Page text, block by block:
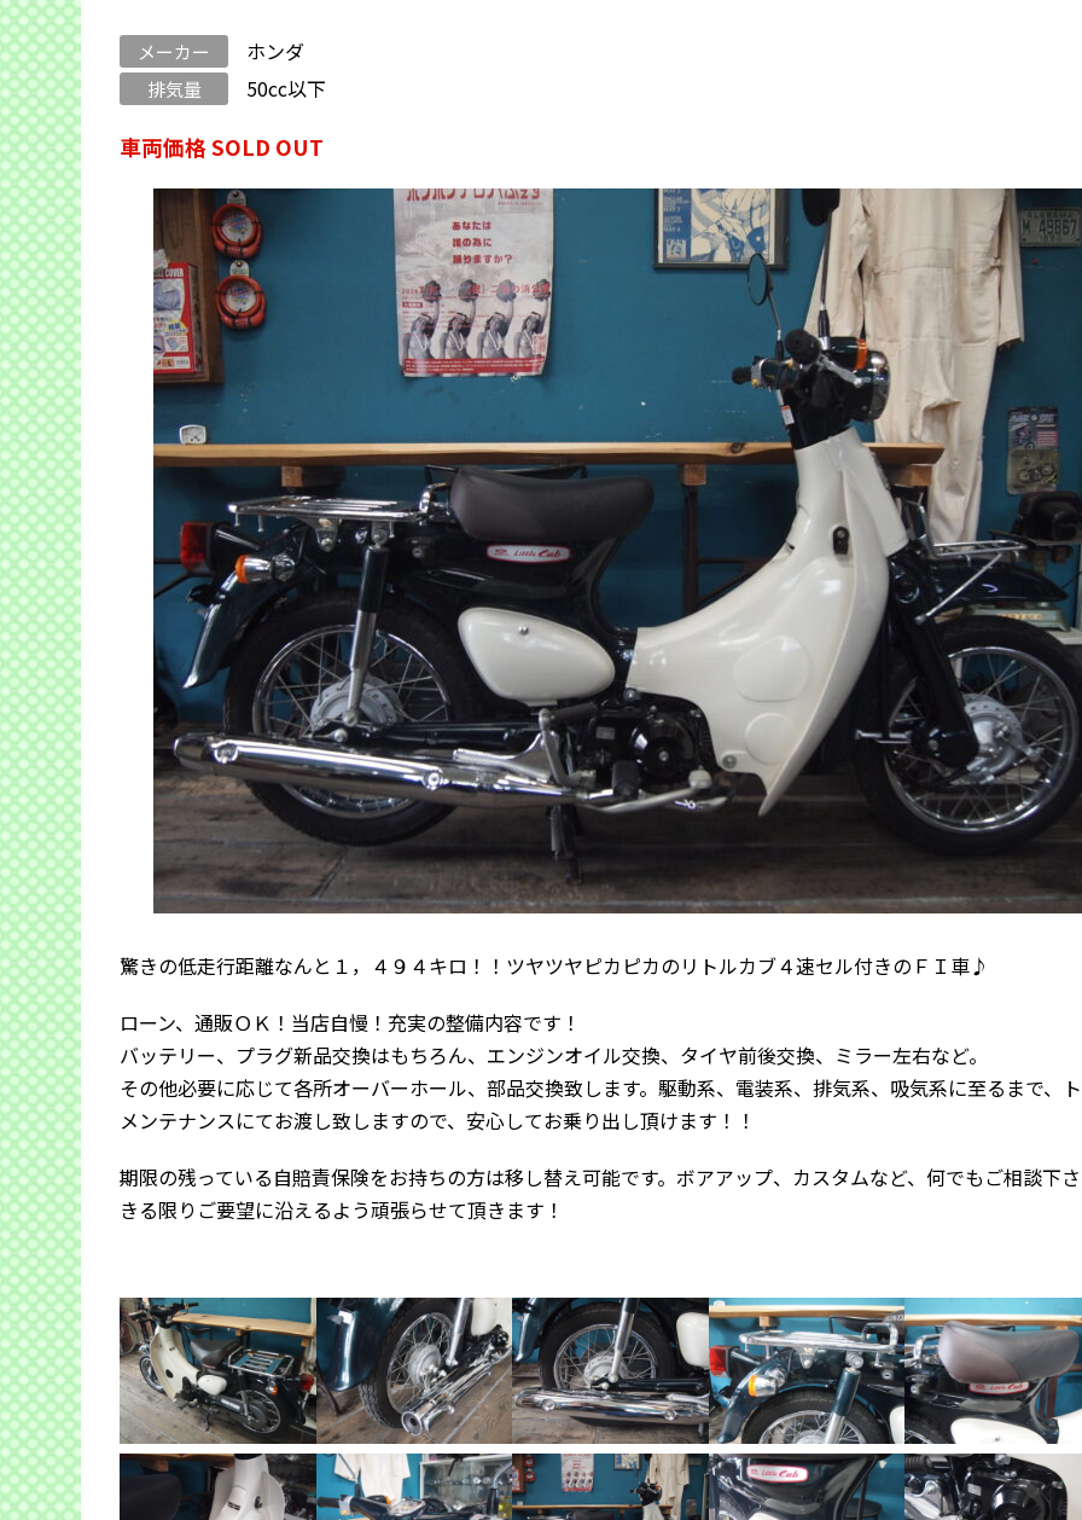
メーカー ホンダ
排気量 50cc以下
車両価格 SOLD OUT
驚きの低走行距離なんと１，４９４キロ！！ツヤツヤピカピカのリトルカブ４速セル付きのＦＩ車♪
ローン、通販ＯＫ！当店自慢！充実の整備内容です！
バッテリー、プラグ新品交換はもちろん、エンジンオイル交換、タイヤ前後交換、ミラー左右など。
その他必要に応じて各所オーバーホール、部品交換致します。駆動系、電装系、排気系、吸気系に至るまで、
メンテナンスにてお渡し致しますので、安心してお乗り出し頂けます！！
期限の残っている自賠責保険をお持ちの方は移し替え可能です。ボアアップ、カスタムなど、何でもご相談下
きる限りご要望に沿えるよう頑張らせて頂きます！